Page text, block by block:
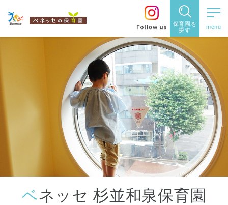
保育園を
探す
保育園を探す
住所・駅
名から探
す
都道府県
ベネッセ 杉並和泉保育園